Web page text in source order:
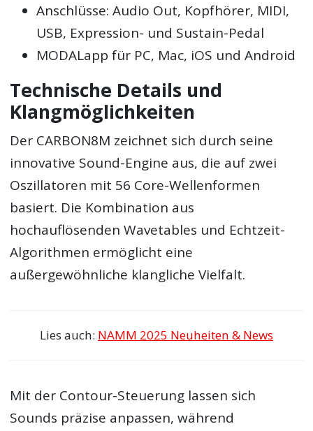
Anschlüsse: Audio Out, Kopfhörer, MIDI,
USB, Expression- und Sustain-Pedal
MODALapp für PC, Mac, iOS und Android
Technische Details und
Klangmöglichkeiten
Der CARBON8M zeichnet sich durch seine
innovative Sound-Engine aus, die auf zwei
Oszillatoren mit 56 Core-Wellenformen
basiert. Die Kombination aus
hochauflösenden Wavetables und Echtzeit-
Algorithmen ermöglicht eine
außergewöhnliche klangliche Vielfalt.
Lies auch: NAMM 2025 Neuheiten & News
Mit der Contour-Steuerung lassen sich
Sounds präzise anpassen, während